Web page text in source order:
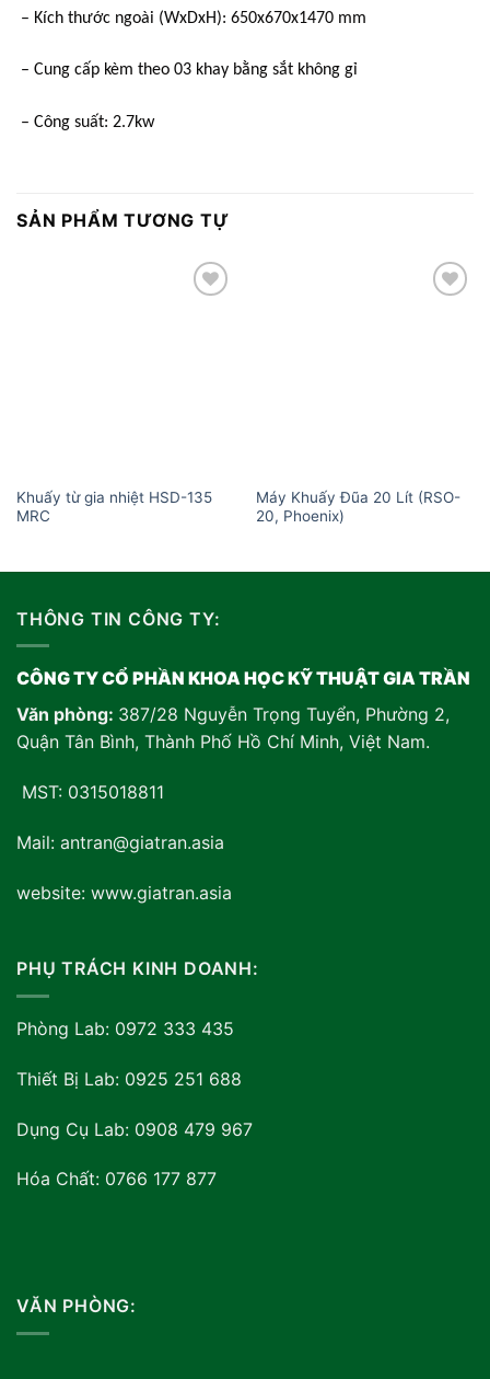
– Kích thước ngoài (WxDxH): 650x670x1470 mm
– Cung cấp kèm theo 03 khay bằng sắt không gỉ
– Công suất: 2.7kw
SẢN PHẨM TƯƠNG TỰ
Khuấy từ gia nhiệt HSD-135
MRC
Máy Khuấy Đũa 20 Lít (RSO-
20, Phoenix)
THÔNG TIN CÔNG TY:
CÔNG TY CỔ PHẦN KHOA HỌC KỸ THUẬT GIA TRẦN
Văn phòng: 387/28 Nguyễn Trọng Tuyển, Phường 2,
Quận Tân Bình, Thành Phố Hồ Chí Minh, Việt Nam.
MST: 0315018811
Mail: antran@giatran.asia
website: www.giatran.asia
PHỤ TRÁCH KINH DOANH:
Phòng Lab: 0972 333 435
Thiết Bị Lab: 0925 251 688
Dụng Cụ Lab: 0908 479 967
Hóa Chất: 0766 177 877
VĂN PHÒNG: